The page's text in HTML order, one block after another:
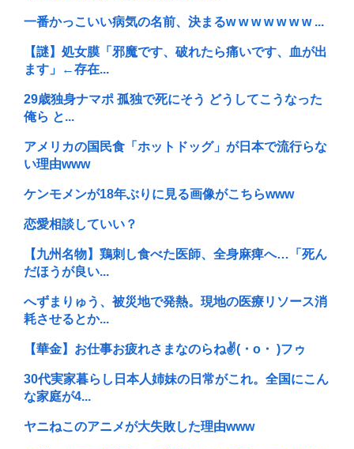
一番かっこいい病気の名前、決まるw w w w w w w ...
【謎】処女膜「邪魔です、破れたら痛いです、血が出
ます」←存在...
29歳独身ナマポ 孤独で死にそう どうしてこうなった
俺ら と...
アメリカの国民食「ホットドッグ」が日本で流行らな
い理由www
ケンモメンが18年ぶりに見る画像がこちらwww
恋愛相談していい？
【九州名物】鶏刺し食べた医師、全身麻痺へ…「死ん
だほうが良い...
へずまりゅう、被災地で発熱。現地の医療リソース消
耗させるとか...
【華金】お仕事お疲れさまなのらね✌(・o・ )フゥ
30代実家暮らし日本人姉妹の日常がこれ。全国にこん
な家庭が4...
ヤニねこのアニメが大失敗した理由www